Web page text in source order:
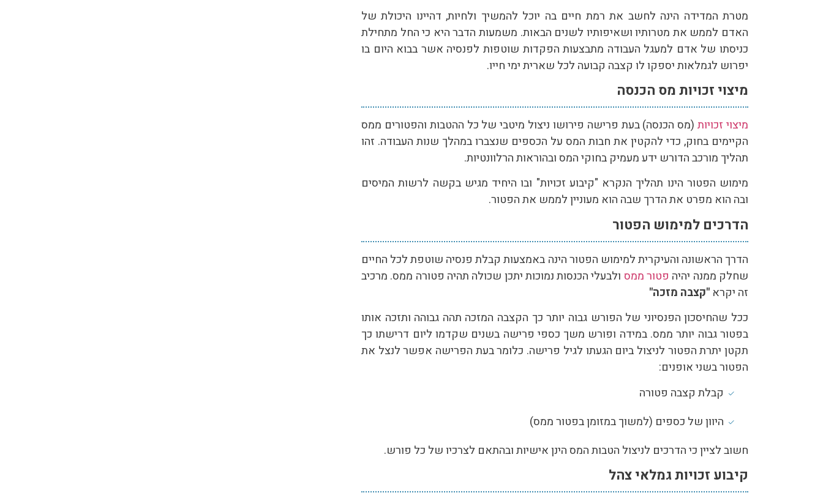
מטרת המדידה הינה לחשב את רמת חיים בה יוכל להמשיך ולחיות, דהיינו היכולת של
האדם לממש את מטרותיו ושאיפותיו לשנים הבאות. משמעות הדבר היא כי החל מתחילת
כניסתו של אדם למעגל העבודה מתבצעות הפקדות שוטפות לפנסיה אשר בבוא היום בו
יפרוש לגמלאות יספקו לו קצבה קבועה לכל שארית ימי חייו.
מיצוי זכויות מס הכנסה
מיצוי זכויות(מס הכנסה) בעת פרישה פירושו ניצול מיטבי של כל ההטבות והפטורים ממס
הקיימים בחוק, כדי להקטין את חבות המס על הכספים שנצברו במהלך שנות העבודה. זהו
תהליך מורכב הדורש ידע מעמיק בחוקי המס ובהוראות הרלוונטיות.
מימוש הפטור הינו תהליך הנקרא "קיבוע זכויות" ובו היחיד מגיש בקשה לרשות המיסים
ובה הוא מפרט את הדרך שבה הוא מעוניין לממש את הפטור.
הדרכים למימוש הפטור
הדרך הראשונה והעיקרית למימוש הפטור הינה באמצעות קבלת פנסיה שוטפת לכל החיים
שחלק ממנה יהיה פטור ממס ולבעלי הכנסות נמוכות יתכן שכולה תהיה פטורה ממס. מרכיב
זה יקרא "קצבה מזכה"
ככל שהחיסכון הפנסיוני של הפורש גבוה יותר כך הקצבה המזכה תהה גבוהה ותזכה אותו
בפטור גבוה יותר ממס. במידה ופורש משך כספי פרישה בשנים שקדמו ליום דרישתו כך
תקטן יתרת הפטור לניצול ביום הגעתו לגיל פרישה. כלומר בעת הפרישה אפשר לנצל את
הפטור בשני אופנים:
קבלת קצבה פטורה
היוון של כספים (למשוך במזומן בפטור ממס)
חשוב לציין כי הדרכים לניצול הטבות המס הינן אישיות ובהתאם לצרכיו של כל פורש.
קיבוע זכויות גמלאי צהל